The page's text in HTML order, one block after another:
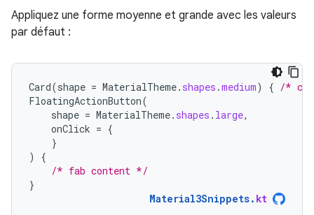
Appliquez une forme moyenne et grande avec les valeurs
par défaut :
Card(shape = MaterialTheme. shapes .medium) { /*
FloatingActionButton(
shape = MaterialTheme. shapes . large,
onClick = {
}
)
{
/* fab content */
}
Material3Snippets. kt